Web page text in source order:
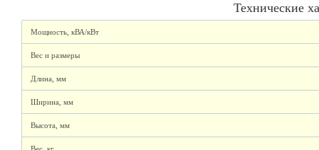
Технические
Мощность, кВА/кВт
Вес и размеры
Длина, мм
Ширина, мм
Высота, мм